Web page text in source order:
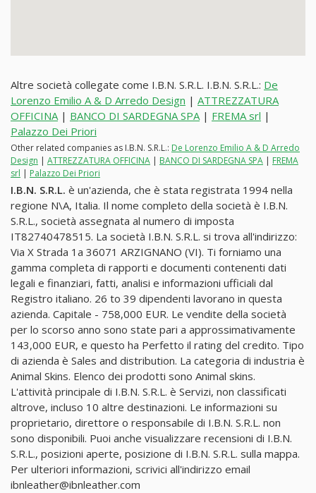
Altre società collegate come I.B.N. S.R.L. I.B.N. S.R.L.: De
Lorenzo Emilio A & D Arredo Design | ATTREZZATURA
OFFICINA | BANCO DI SARDEGNA SPA | FREMA srl |
Palazzo Dei Priori
Other related companies as I.B.N. S.R.L.: De Lorenzo Emilio A & D Arredo
Design | ATTREZZATURA OFFICINA | BANCO DI SARDEGNA SPA | FREMA
srl | Palazzo Dei Priori
I.B.N. S.R.L. è un'azienda, che è stata registrata 1994 nella
regione N\A, Italia. Il nome completo della società è I.B.N.
S.R.L., società assegnata al numero di imposta
IT82740478515. La società I.B.N. S.R.L. si trova all'indirizzo:
Via X Strada 1a 36071 ARZIGNANO (VI). Ti forniamo una
gamma completa di rapporti e documenti contenenti dati
legali e finanziari, fatti, analisi e informazioni ufficiali dal
Registro italiano. 26 to 39 dipendenti lavorano in questa
azienda. Capitale - 758,000 EUR. Le vendite della società
per lo scorso anno sono state pari a approssimativamente
143,000 EUR, e questo ha Perfetto il rating del credito. Tipo
di azienda è Sales and distribution. La categoria di industria è
Animal Skins. Elenco dei prodotti sono Animal skins.
L'attività principale di I.B.N. S.R.L. è Servizi, non classificati
altrove, incluso 10 altre destinazioni. Le informazioni su
proprietario, direttore o responsabile di I.B.N. S.R.L. non
sono disponibili. Puoi anche visualizzare recensioni di I.B.N.
S.R.L., posizioni aperte, posizione di I.B.N. S.R.L. sulla mappa.
Per ulteriori informazioni, scrivici all'indirizzo email
ibnleather@ibnleather.com